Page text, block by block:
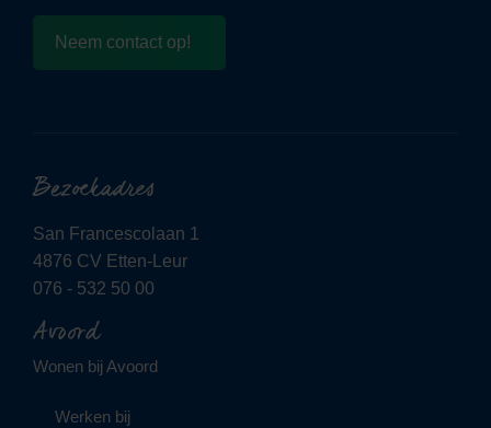
Neem contact op!
Bezoekadres
San Francescolaan 1
4876 CV Etten-Leur
076 - 532 50 00
Avoord
Wonen bij Avoord
Werken bij